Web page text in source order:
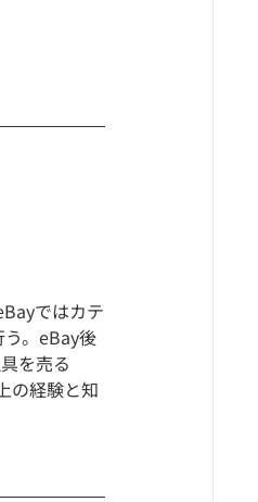
ではカテ
。eBay後
を売る
の経験と知